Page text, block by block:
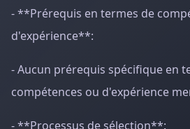
- **Prérequis en termes de
d'expérience**:
- Aucun prérequis spécifique en
compétences ou d'expérience
- **Processus de sélection**: